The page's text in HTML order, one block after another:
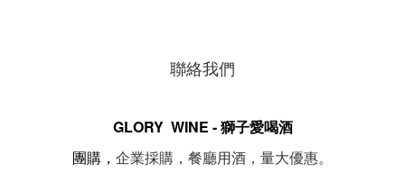
聯絡我們
GLORY WINE - 獅子愛喝酒
團購， 企業採購，餐廳用酒，量大優惠。